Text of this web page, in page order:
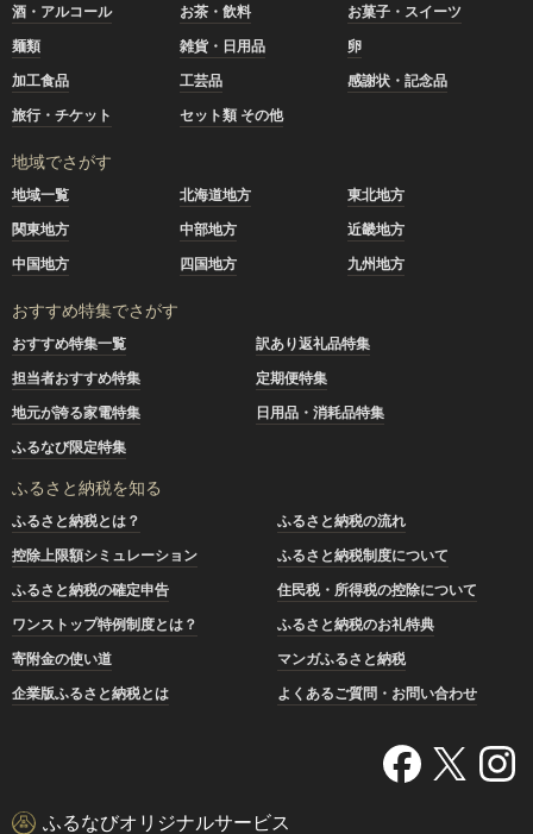
酒・アルコール
お茶・飲料
お菓子・スイーツ
麺類
雑貨・日用品
卵
加工食品
工芸品
感謝状・記念品
旅行・チケット
セット類 その他
地域でさがす
地域一覧 北海道地方
東北地方
関東地方
中部地方
近畿地方
中国地方
四国地方 九州地方
おすすめ特集でさがす
おすすめ特集一覧
訳あり返礼品特集
担当者おすすめ特集
定期便特集
地元が誇る家電特集
日用品・消耗品特集
ふるなび限定特集
ふるさと納税を知る
ふるさと納税とは？
ふるさと納税の流れ
控除上限額シミュレーション
ふるさと納税制度について
ふるさと納税の確定申告
住民税・所得税の控除について
ワンストップ特例制度とは？
ふるさと納税のお礼特典
寄附金の使い道
マンガふるさと納税
企業版ふるさと納税とは
よくあるご質問・お問い合わせ
ふるなびオリジナルサービス